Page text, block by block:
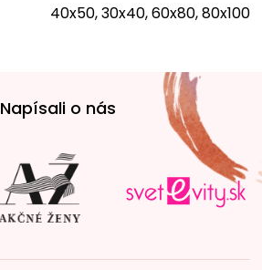
40x50, 30x40, 60x80, 80x100
Napísali o nás